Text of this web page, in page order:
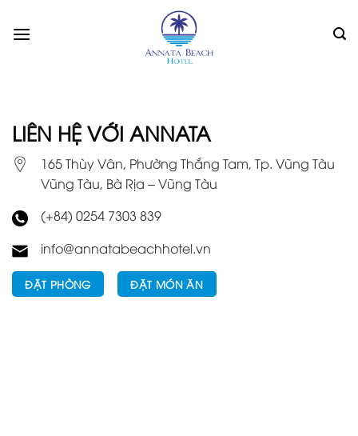
LIÊN HỆ VỚI ANNATA
165 Thùy Vân, Phường Thắng Tam, Tp. Vũng Tàu
Vũng Tàu, Bà Rịa – Vũng Tàu
(+84) 0254 7303 839
info@annatabeachhotel.vn
ĐẶT PHÒNG ĐẶT MÓN ĂN